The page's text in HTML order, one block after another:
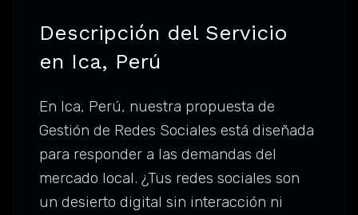
Descripción del Servicio
en Ica, Perú
En Ica, Perú, nuestra propuesta de
Gestión de Redes Sociales está diseñada
para responder a las demandas del
mercado local. ¿Tus redes sociales son
un desierto digital sin interacción ni